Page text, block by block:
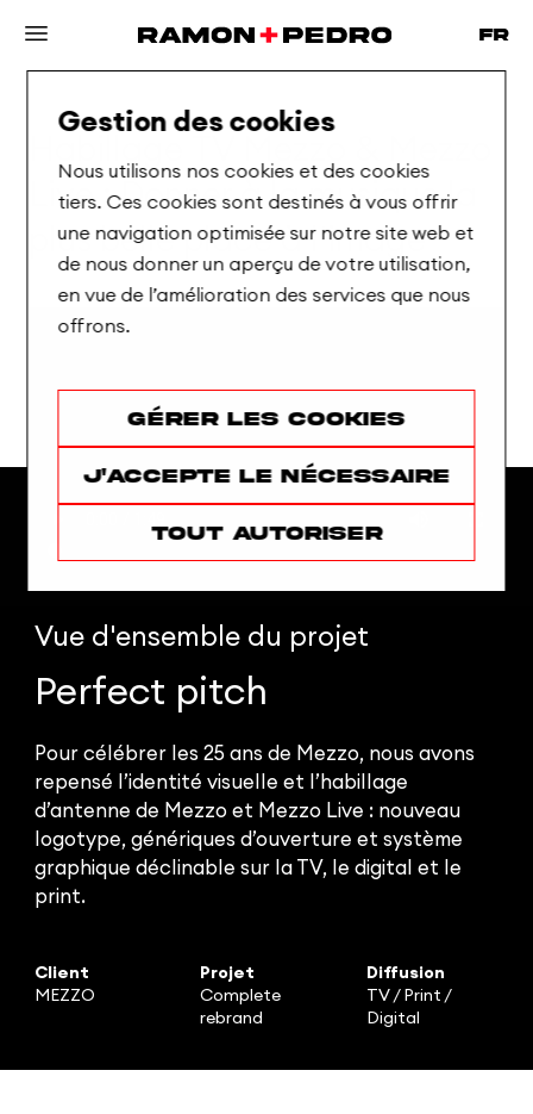
Gestion des cookies
Nous utilisons nos cookies et des cookies
tiers. Ces cookies sont destinés à vous offrir
une navigation optimisée sur notre site web et
de nous donner un aperçu de votre utilisation,
en vue de l’amélioration des services que nous
offrons.
J'accepte le nécessaire
Gérer les cookies
Tout autoriser
Live :Donneràlamusiquela
plusbelleplaceàl’image
Vue d'ensembledu projet
Perfect pitch
Pour célébrer les 25 ans de Mezzo, nous avons
repensé l’identité visuelle et l’habillage
d’antenne de Mezzo et Mezzo Live : nouveau
logotype, génériques d’ouverture et système
graphique déclinable sur la TV, le digital et le
print.
Client
MEZZO
Projet
Complete
rebrand
Diffusion
TV / Print /
Digital